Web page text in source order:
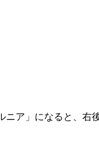
ア」になると、右